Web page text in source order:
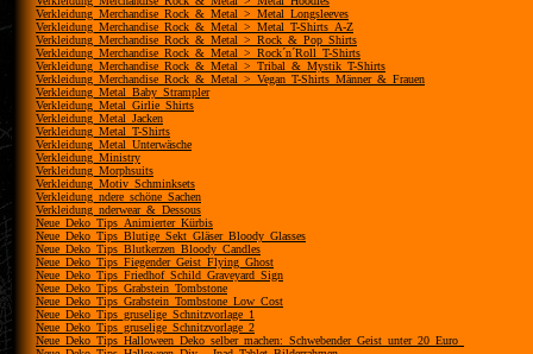
Verkleidung_Merchandise_Rock_&_Metal_>_Metal_Longsleeves
Verkleidung_Merchandise_Rock_&_Metal_>_Metal_T-Shirts_A-Z
Verkleidung_Merchandise_Rock_&_Metal_>_Rock_&_Pop_Shirts
Verkleidung_Merchandise_Rock_&_Metal_>_Rock´n´Roll_T-Shirts
Verkleidung_Merchandise_Rock_&_Metal_>_Tribal_&_Mystik_T-Shirts
Verkleidung_Merchandise_Rock_&_Metal_>_Vegan_T-Shirts_Männer_&_Frauen
Verkleidung_Metal_Baby_Strampler
Verkleidung_Metal_Girlie_Shirts
Verkleidung_Metal_Jacken
Verkleidung_Metal_T-Shirts
Verkleidung_Metal_Unterwäsche
Verkleidung_Ministry
Verkleidung_Morphsuits
Verkleidung_Motiv_Schminksets
Verkleidung_ndere_schöne_Sachen
Verkleidung_nderwear_&_Dessous
Neue_Deko_Tips_Animierter_Kürbis
Neue_Deko_Tips_Blutige_Sekt_Gläser_Bloody_Glasses
Neue_Deko_Tips_Blutkerzen_Bloody_Candles
Neue_Deko_Tips_Fiegender_Geist_Flying_Ghost
Neue_Deko_Tips_Friedhof_Schild_Graveyard_Sign
Neue_Deko_Tips_Grabstein_Tombstone
Neue_Deko_Tips_Grabstein_Tombstone_Low_Cost
Neue_Deko_Tips_gruselige_Schnitzvorlage_1
Neue_Deko_Tips_gruselige_Schnitzvorlage_2
Neue_Deko_Tips_Halloween_Deko_selber_machen:_Schwebender_Geist_unter_20_Euro_